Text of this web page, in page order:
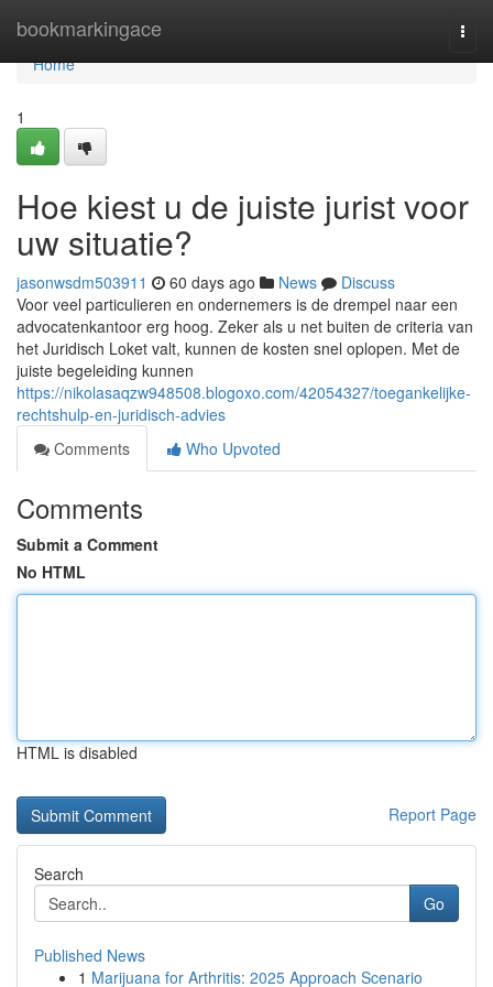
bookmarkingace
Home
Home
1
Hoe kiest u de juiste jurist voor
uw situatie?
jasonwsdm503911 60 days ago News
Discuss
Voor veel particulieren en ondernemers is de drempel naar een
advocatenkantoor erg hoog. Zeker als u net buiten de criteria van
het Juridisch Loket valt, kunnen de kosten snel oplopen. Met de
juiste begeleiding kunnen
https://nikolasaqzw948508.blogoxo.com/42054327/toegankelijke-
rechtshulp-en-juridisch-advies
Comments
Who Upvoted
Comments
Submit a Comment
No HTML
HTML is disabled
Report Page
Search
Go
Published News
1 Marijuana for Arthritis: 2025 Approach Scenario